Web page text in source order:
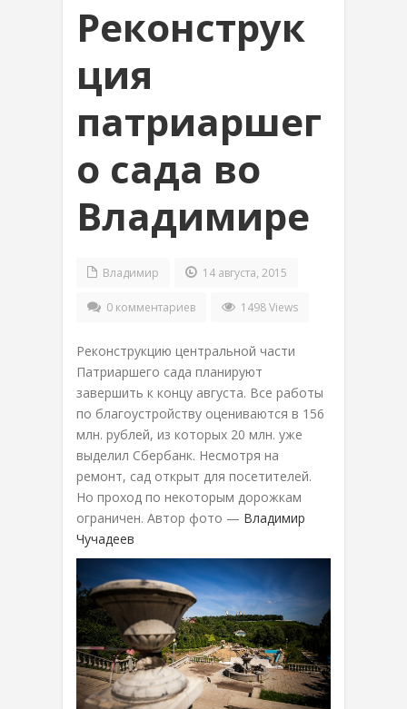
Реконструк
ция
патриаршег
о сада во
Владимире
Владимир 14 августа, 2015
0 комментариев 1498 Views
Реконструкцию центральной части
Патриаршего сада планируют
завершить к концу августа. Все работы
по благоустройству оцениваются в 156
млн. рублей, из которых 20 млн. уже
выделил Сбербанк. Несмотря на
ремонт, сад открыт для посетителей.
Но проход по некоторым дорожкам
ограничен. Автор фото — Владимир
Чучадеев